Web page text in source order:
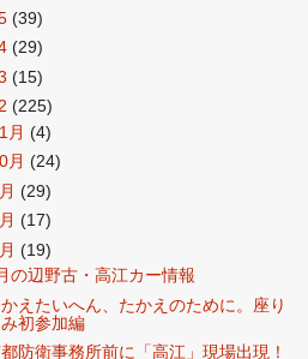
(39)
(29)
(15)
(225)
月 (4)
月 (24)
(29)
(17)
(19)
の辺野古・高江カー情報
えたいへん、たかえのために。座り
初参加編
防衛事務所前に「高江」現場出現！